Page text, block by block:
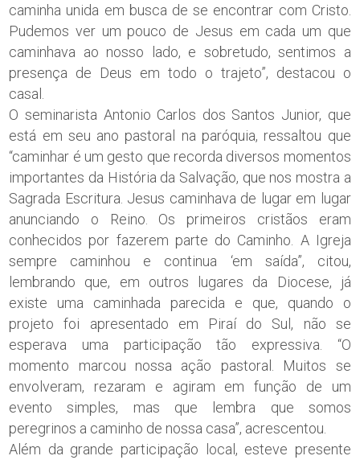
caminha unida em busca de se encontrar com Cristo.
Pudemos ver um pouco de Jesus em cada um que
caminhava ao nosso lado, e sobretudo, sentimos a
presença de Deus em todo o trajeto”, destacou o
casal.
O seminarista Antonio Carlos dos Santos Junior, que
está em seu ano pastoral na paróquia, ressaltou que
“caminhar é um gesto que recorda diversos momentos
importantes da História da Salvação, que nos mostra a
Sagrada Escritura. Jesus caminhava de lugar em lugar
anunciando o Reino. Os primeiros cristãos eram
conhecidos por fazerem parte do Caminho. A Igreja
sempre caminhou e continua ‘em saída”, citou,
lembrando que, em outros lugares da Diocese, já
existe uma caminhada parecida e que, quando o
projeto foi apresentado em Piraí do Sul, não se
esperava uma participação tão expressiva. “O
momento marcou nossa ação pastoral. Muitos se
envolveram, rezaram e agiram em função de um
evento simples, mas que lembra que somos
peregrinos a caminho de nossa casa”, acrescentou.
Além da grande participação local, esteve presente